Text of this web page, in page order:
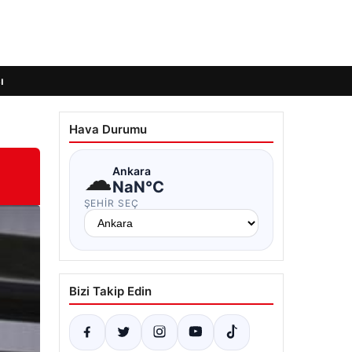
Hava Durumu
☁Ankara
NaN°C
ŞEHIR SEÇ
Bizi Takip Edin